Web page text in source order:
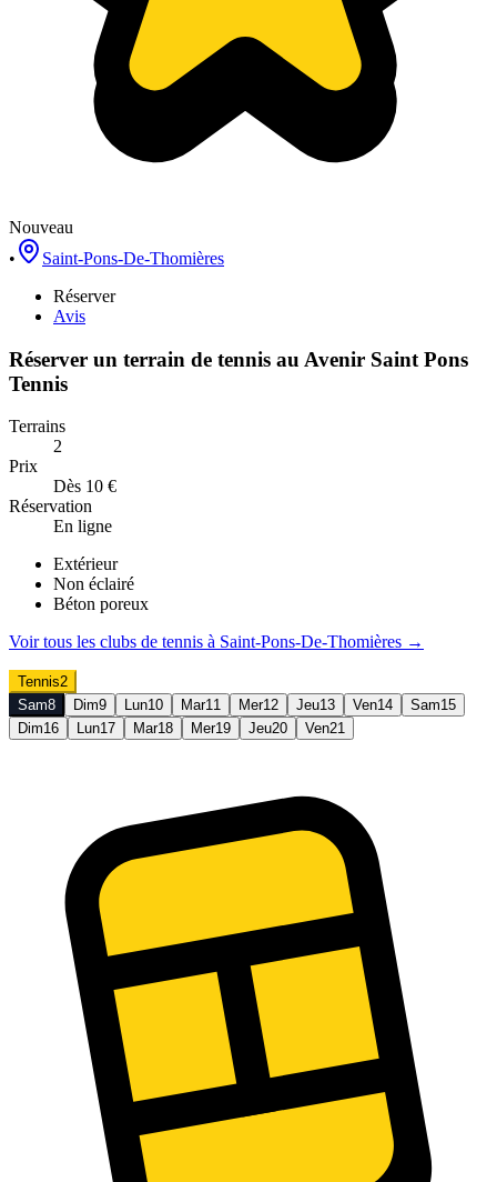
Nouveau
•
Saint-Pons-De-Thomières
Réserver
Avis
Réserver un terrain de tennis au Avenir Saint Pons
Tennis
Terrains
2
Prix
Dès 10 €
Réservation
En ligne
Extérieur
Non éclairé
Béton poreux
Voir tous les clubs de tennis à Saint-Pons-De-Thomières →
Tennis2
Sam8 Dim9 Lun10 Mar11 Mer12 Jeu13 Ven14 Sam15
Dim16 Lun17 Mar18 Mer19 Jeu20 Ven21